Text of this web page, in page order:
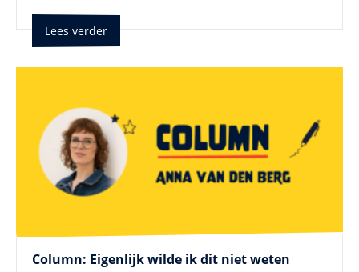
Lees verder
Column: Eigenlijk wilde ik dit niet weten